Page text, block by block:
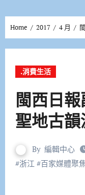
Home 2017 4 月
.消費生活
閩西日
聖地古韻
By 編輯中心
#浙江 #百家媒體聚